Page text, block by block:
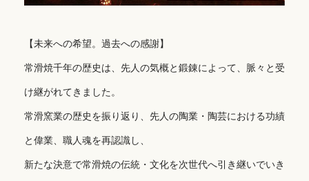
【未来への希望。過去への感謝】
常滑焼千年の歴史は、先人の気概と鍛錬によって、脈々と受
け継がれてきました。
常滑窯業の歴史を振り返り、先人の陶業・陶芸における功績
と偉業、職人魂を再認識し、
新たな決意で常滑焼の伝統・文化を次世代へ引き継いでいき